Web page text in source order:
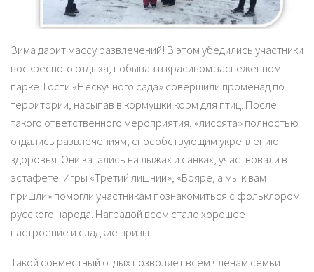
Зима дарит массу развлечений! В этом убедились участники
воскресного отдыха, побывав в красивом заснеженном
парке. Гости «Нескучного сада» совершили променад по
территории, насыпав в кормушки корм для птиц. После
такого ответственного мероприятия, «лиссята» полностью
отдались развлечениям, способствующим укреплению
здоровья. Они катались на лыжах и санках, участвовали в
эстафете. Игры «Третий лишний», «Бояре, а мы к вам
пришли» помогли участникам познакомиться с фольклором
русского народа. Наградой всем стало хорошее
настроение и сладкие призы.
Такой совместный отдых позволяет всем членам семьи